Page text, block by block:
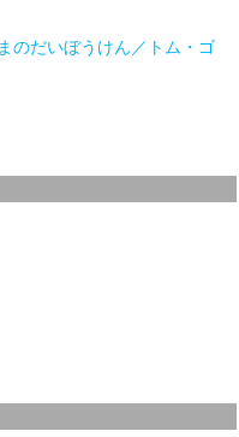
のだいぼうけん／トム・ゴ